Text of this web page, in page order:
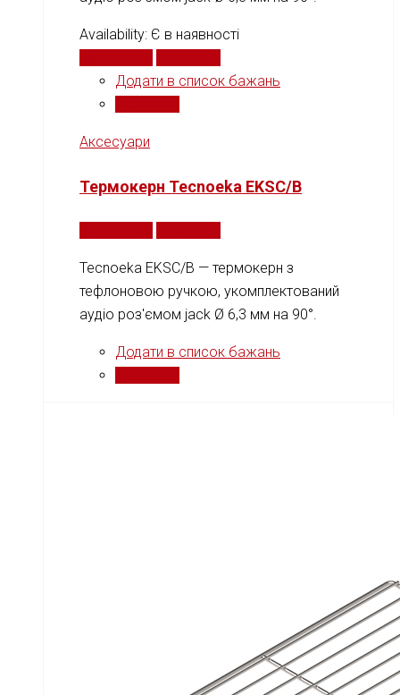
Availability: Є в наявності
Додати в список бажань
Аксесуари
Термокерн Tecnoeka EKSC/B
Tecnoeka EKSC/B — термокерн з
тефлоновою ручкою, укомплектований
аудіо роз'ємом jack Ø 6,3 мм на 90°.
Додати в список бажань